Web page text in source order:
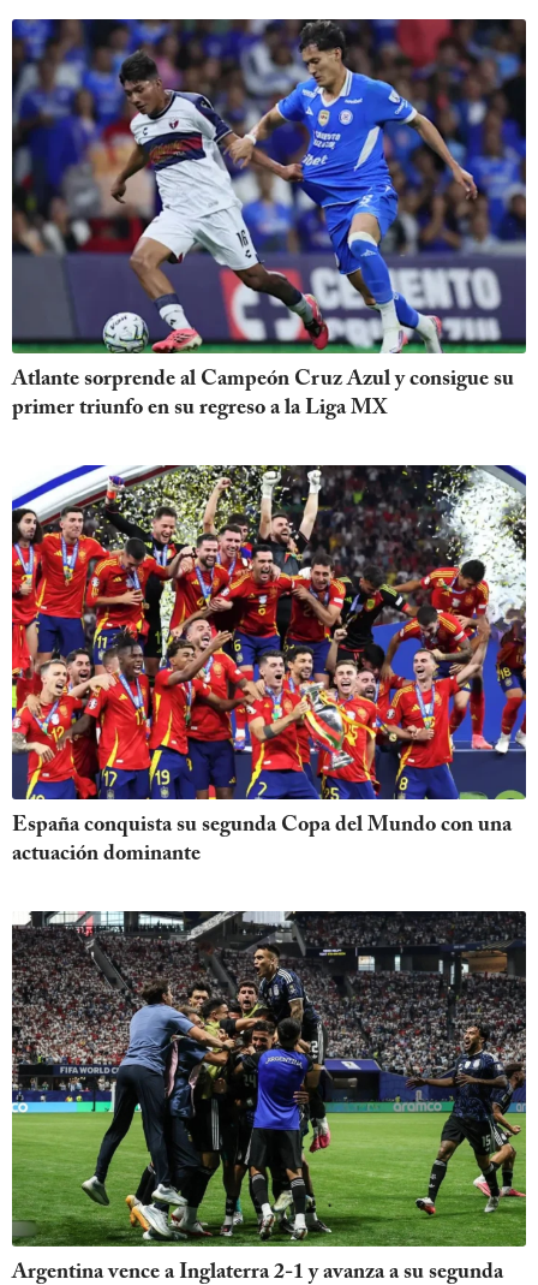
Atlante sorprende al Campeón Cruz Azul y consigue su
primer triunfo en su regreso a la Liga MX
España conquista su segunda Copa del Mundo con una
actuación dominante
Argentina vence a Inglaterra 2-1 y avanza a su segunda